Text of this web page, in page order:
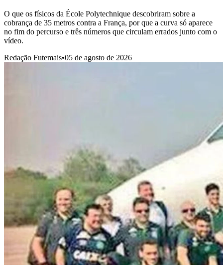
O que os físicos da École Polytechnique descobriram sobre a
cobrança de 35 metros contra a França, por que a curva só aparece
no fim do percurso e três números que circulam errados junto com o
vídeo.
Redação Futemais•05 de agosto de 2026